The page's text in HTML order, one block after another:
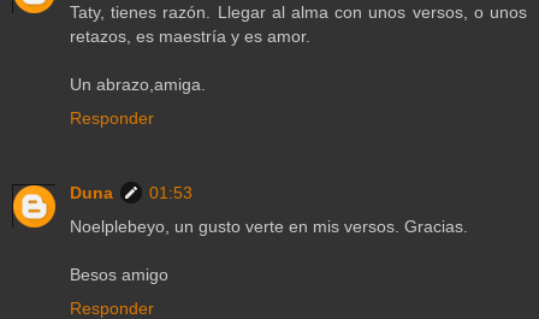
Taty, tienes razón. Llegar al alma con unos versos, o unos
retazos, es maestría y es amor.
Un abrazo,amiga.
Responder
Duna
01:53
Noelplebeyo, un gusto verte en mis versos. Gracias.
Besos amigo
Responder